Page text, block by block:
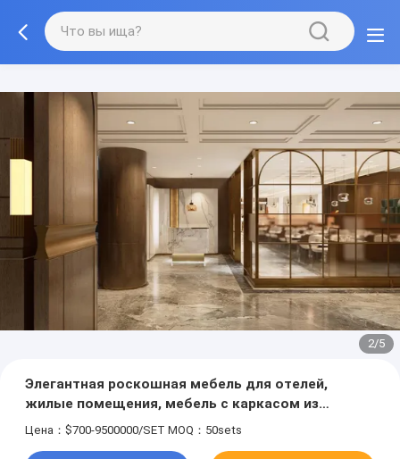
3/5
Элегантная роскошная мебель для отелей,
жилые помещения, мебель с каркасом из
массива дерева
Цена：$700-9500000/SET MOQ：50sets